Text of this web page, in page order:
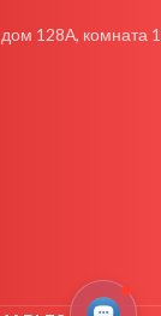
128А, комната 1